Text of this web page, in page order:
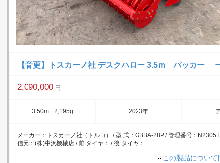
【音更】トスカーノ社 デスクハロー 3.5ｍ パッカー
2,090,000 円
3.50m 2,195g 2023年
メーカー：トスカーノ社（トルコ） / 型 式：GBBA-28P / 管理番号：
信元：(株)中沢機械店 / 前 タイヤ： / 後 タイヤ：
この製品につい